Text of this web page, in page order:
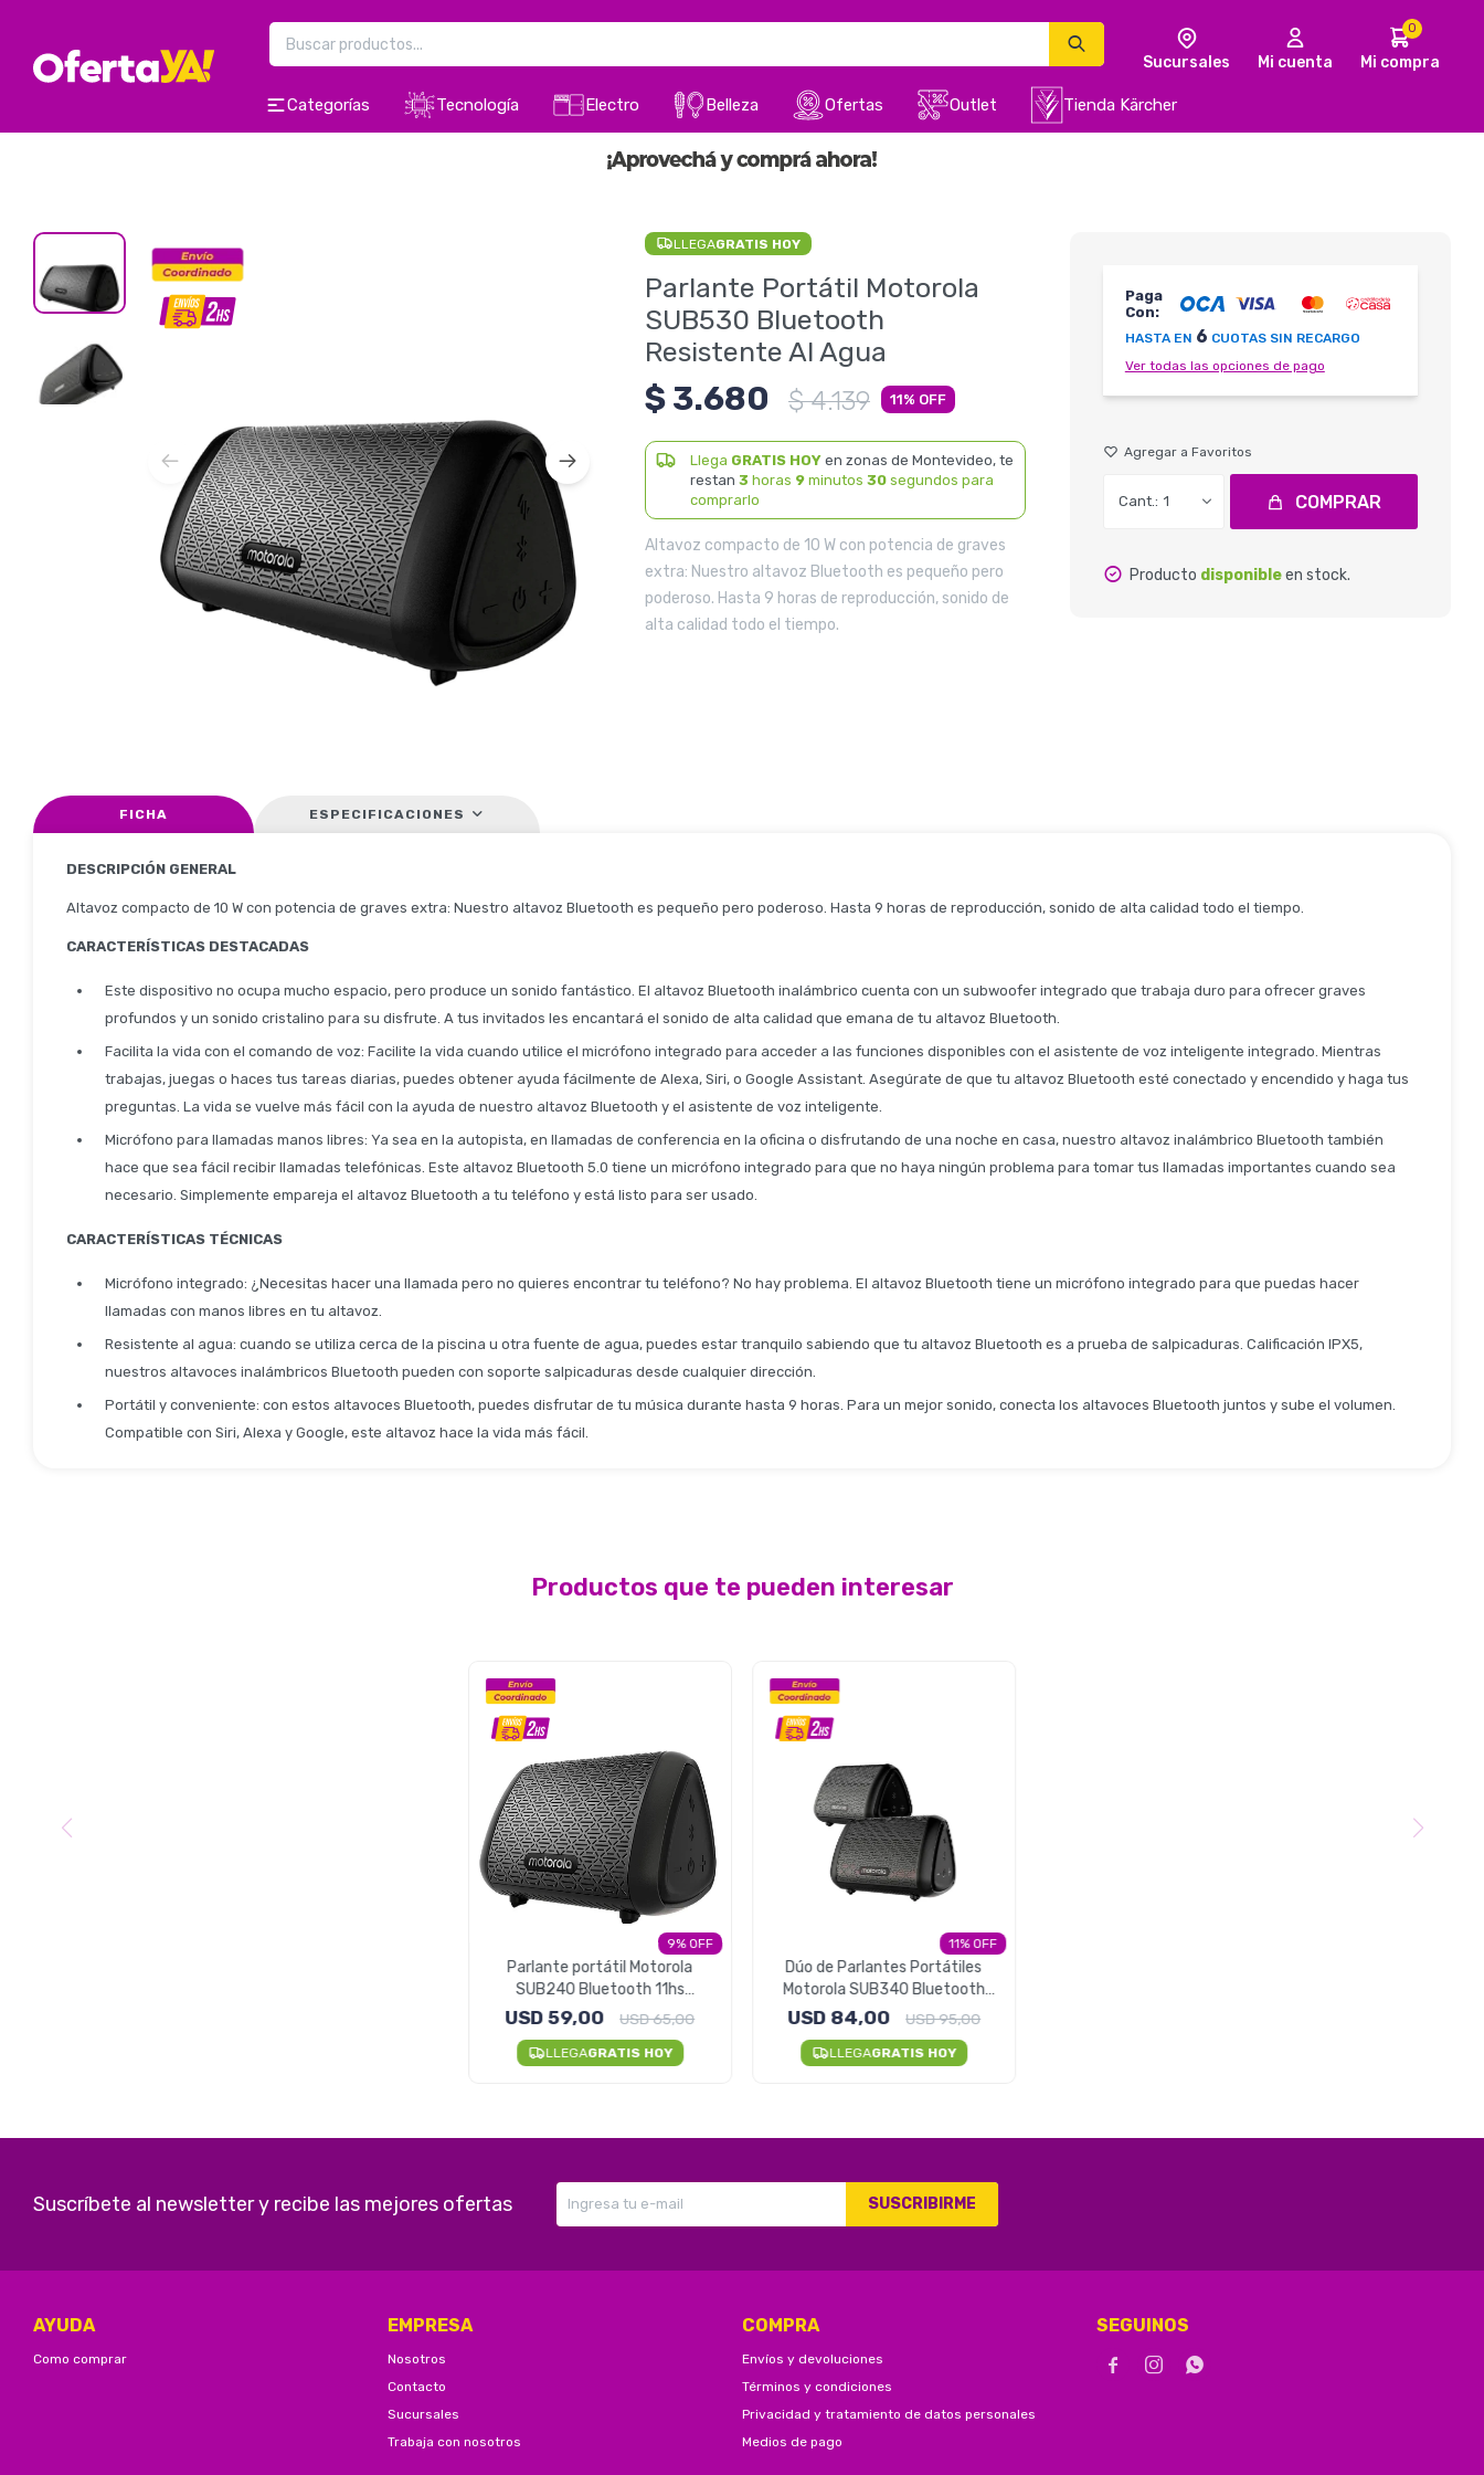
Categorías Tecnología Electro Belleza Ofertas Outlet Tienda Kärcher
0
LLEGAGRATIS HOY
Parlante Portátil Motorola
SUB530 Bluetooth
Resistente Al Agua
$ 3.680 $ 4.139 11
Llega GRATIS HOYen zonas de Montevideo, te
restan 3 horas 9minutos 30segundos para
comprarlo
Altavoz compacto de 10 W con potencia de graves
extra: Nuestro altavoz Bluetooth es pequeño pero
poderoso. Hasta 9 horas de reproducción, sonido de
alta calidad todo el tiempo.
Paga
Con:
HASTA EN 6 CUOTAS SIN RECARGO
Ver todas las opciones de pago
1 COMPRAR
Producto disponibleen stock.
FICHA ESPECIFICACIONES
DESCRIPCIÓN GENERAL
Altavoz compacto de 10 W con potencia de graves extra: Nuestro altavoz Bluetooth es pequeño pero poderoso. Hasta 9 horas de reproducción, sonido de alta calidad todo el tiempo.
CARACTERÍSTICAS DESTACADAS
Este dispositivo no ocupa mucho espacio, pero produce un sonido fantástico. El altavoz Bluetooth inalámbrico cuenta con un subwoofer integrado que trabaja duro para ofrecer graves
profundos y un sonido cristalino para su disfrute. A tus invitados les encantará el sonido de alta calidad que emana de tu altavoz Bluetooth.
Facilita la vida con el comando de voz: Facilite la vida cuando utilice el micrófono integrado para acceder a las funciones disponibles con el asistente de voz inteligente integrado. Mientras
trabajas, juegas o haces tus tareas diarias, puedes obtener ayuda fácilmente de Alexa, Siri, o Google Assistant. Asegúrate de que tu altavoz Bluetooth esté conectado y encendido y haga tus
preguntas. La vida se vuelve más fácil con la ayuda de nuestro altavoz Bluetooth y el asistente de voz inteligente.
Micrófono para llamadas manos libres: Ya sea en la autopista, en llamadas de conferencia en la oficina o disfrutando de una noche en casa, nuestro altavoz inalámbrico Bluetooth también
hace que sea fácil recibir llamadas telefónicas. Este altavoz Bluetooth 5.0 tiene un micrófono integrado para que no haya ningún problema para tomar tus llamadas importantes cuando sea
necesario. Simplemente empareja el altavoz Bluetooth a tu teléfono y está listo para ser usado.
CARACTERÍSTICAS TÉCNICAS
Micrófono integrado: ¿Necesitas hacer una llamada pero no quieres encontrar tu teléfono? No hay problema. El altavoz Bluetooth tiene un micrófono integrado para que puedas hacer
llamadas con manos libres en tu altavoz.
Resistente al agua: cuando se utiliza cerca de la piscina u otra fuente de agua, puedes estar tranquilo sabiendo que tu altavoz Bluetooth es a prueba de salpicaduras. Calificación IPX5,
nuestros altavoces inalámbricos Bluetooth pueden con soporte salpicaduras desde cualquier dirección.
Portátil y conveniente: con estos altavoces Bluetooth, puedes disfrutar de tu música durante hasta 9 horas. Para un mejor sonido, conecta los altavoces Bluetooth juntos y sube el volumen.
Compatible con Siri, Alexa y Google, este altavoz hace la vida más fácil.
Productos que te pueden interesar
9
Parlante portátil Motorola
SUB240 Bluetooth 11hs
Waterproof
USD 59,00 USD65,00
LLEGAGRATIS HOY
11
Dúo de Parlantes Portátiles
Motorola SUB340 Bluetooth
Resistentes Al Agua
USD 84,00 USD95,00
LLEGAGRATIS HOY
Suscríbete al newsletter y recibe las mejores ofertas SUSCRIBIRME
AYUDA
Como comprar
EMPRESA
Nosotros
Contacto
Sucursales
Trabaja con nosotros
COMPRA
Envíos y devoluciones
Términos y condiciones
Privacidad y tratamiento de datos personales
Medios de pago
SEGUINOS
  